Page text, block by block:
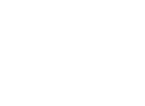
18/C
4/18